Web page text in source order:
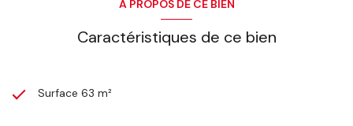
A PROPOS DE CE BIEN
Caractéristiques de ce bien
Surface 63 m²